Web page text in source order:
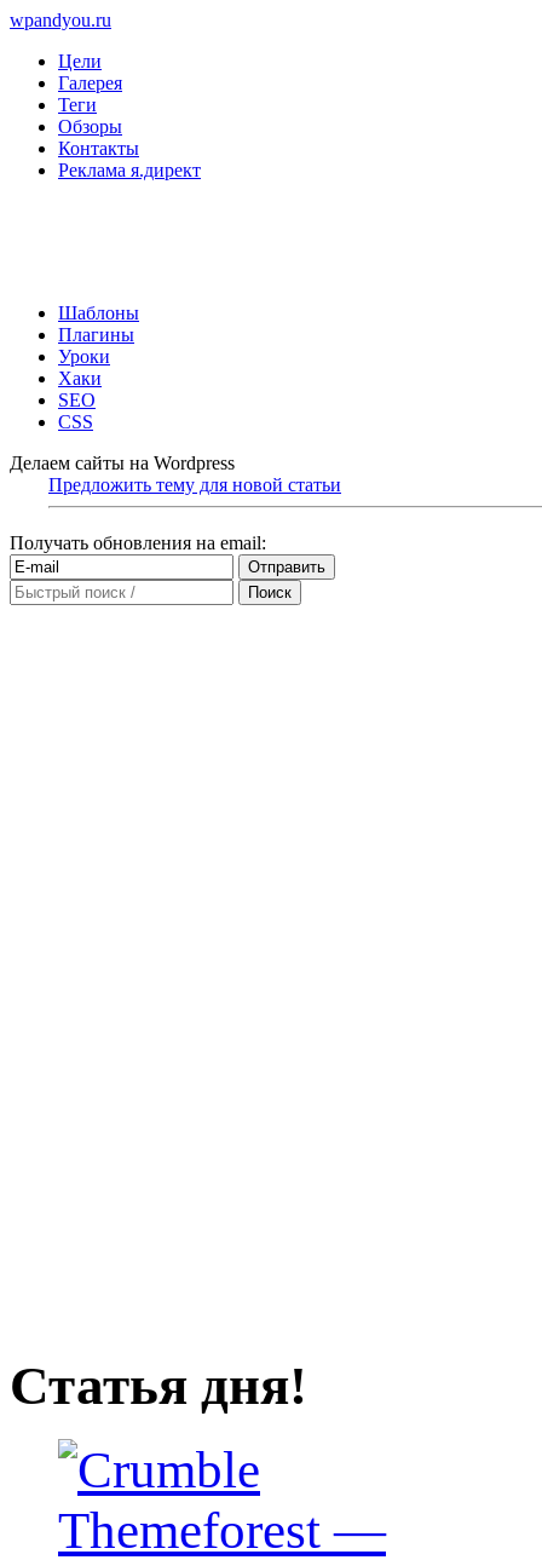
wpandyou.ru
Цели
Галерея
Теги
Обзоры
Контакты
Реклама я.директ
Шаблоны
Плагины
Уроки
Хаки
SEO
CSS
Делаем сайты на Wordpress
Предложить тему для новой статьи
Получать обновления на email:
Статья дня!